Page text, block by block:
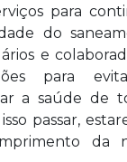
para
do
e
para
a saúde de
passar,
da